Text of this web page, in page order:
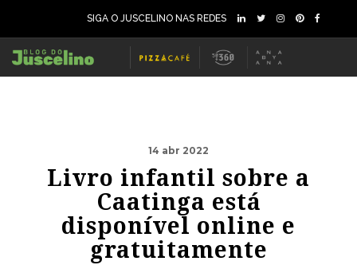
SIGA O JUSCELINO NAS REDES
14 abr 2022
Livro infantil sobre a
Caatinga está
disponível online e
gratuitamente